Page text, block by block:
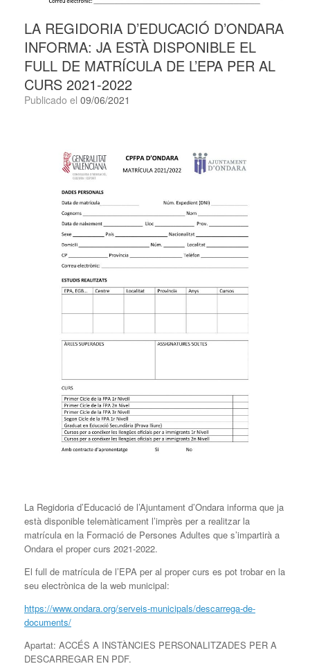
LA REGIDORIA D’EDUCACIÓ D’ONDARA
INFORMA: JA ESTÀ DISPONIBLE EL
FULL DE MATRÍCULA DE L’EPA PER AL
CURS 2021-2022
Publicado el 09/06/2021
La Regidoria d’Educació de l’Ajuntament d’Ondara informa que ja
està disponible telemàticament l’imprès per a realitzar la
matrícula en la Formació de Persones Adultes que s’impartirà a
Ondara el proper curs 2021-2022.
El full de matrícula de l’EPA per al proper curs es pot trobar en la
seu electrònica de la web municipal:
https://www.ondara.org/serveis-municipals/descarrega-de-
documents/
Apartat: ACCÉS A INSTÀNCIES PERSONALITZADES PER A
DESCARREGAR EN PDF.